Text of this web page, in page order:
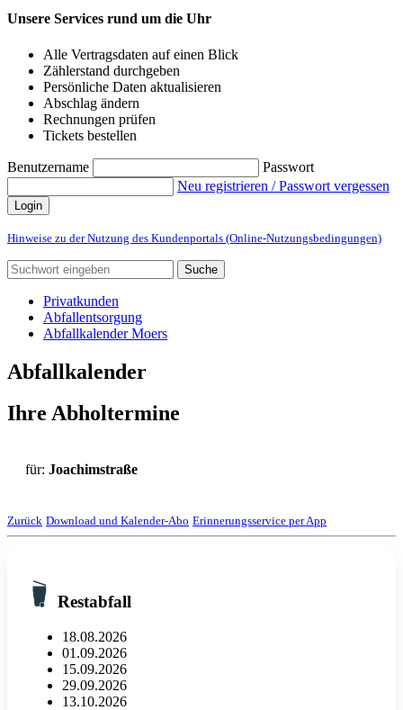
Unsere Services rund um die Uhr
Alle Vertragsdaten auf einen Blick
Zählerstand durchgeben
Persönliche Daten aktualisieren
Abschlag ändern
Rechnungen prüfen
Tickets bestellen
Benutzername
Passwort
Neu registrieren / Passwort vergessen
Login
Hinweise zu der Nutzung des Kundenportals (Online-Nutzungsbedingungen)
Suche
Privatkunden
Abfallentsorgung
Abfallkalender Moers
Abfallkalender
Ihre Abholtermine
für: Joachimstraße
Zurück Download und Kalender-Abo Erinnerungsservice per App
Restabfall
18.08.2026
01.09.2026
15.09.2026
29.09.2026
13.10.2026